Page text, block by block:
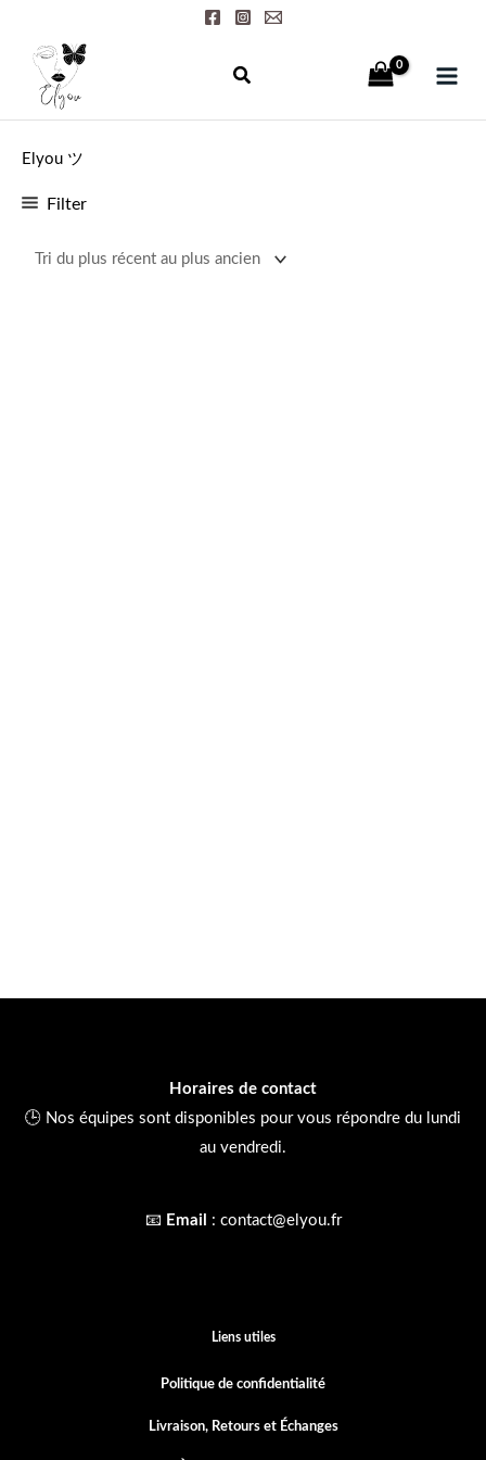
contenu
Elyou ツ
Filter
Horaires de contact
🕒 Nos équipes sont disponibles pour vous répondre du lundi
au vendredi.
📧 Email : contact@elyou.fr
Liens utiles
Politique de confidentialité
Livraison, Retours et Échanges